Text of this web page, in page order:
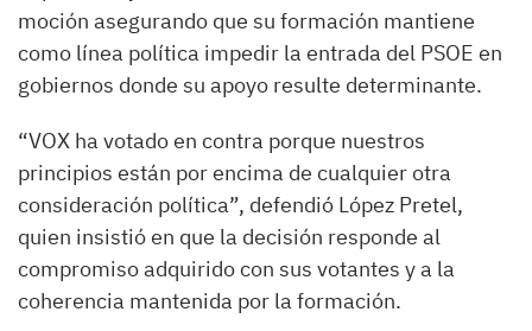
moción asegurando que su formación mantiene
como línea política impedir la entrada del PSOE en
gobiernos donde su apoyo resulte determinante.
“VOX ha votado en contra porque nuestros
principios están por encima de cualquier otra
consideración política”, defendió López Pretel,
quien insistió en que la decisión responde al
compromiso adquirido con sus votantes y a la
coherencia mantenida por la formación.